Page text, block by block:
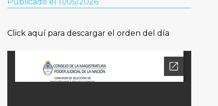
Publicado el 11/05/2026
Click aquí para descargar el orden del día